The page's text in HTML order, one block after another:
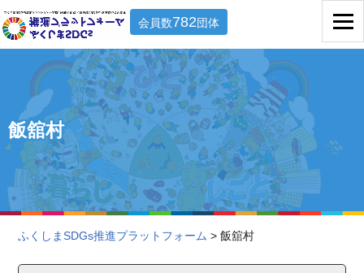
会員数782団体
飯舘村
ふくしまSDGs推進プラットフォーム > 飯舘村